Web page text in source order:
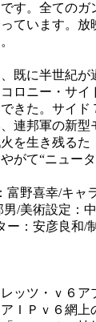
す。全てのガ
ています。放
既に半世紀が
ロニー・サイ
きた。サイド
連邦軍の新型
を生き残るた
がて“ニュータ
富野喜幸/キャ
/美術設定：
ー：安彦良和/制
ッツ・ｖ６ア
ＩＰｖ６網上